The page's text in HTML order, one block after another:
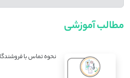
مطالب آموزشی
نحوه تماس با